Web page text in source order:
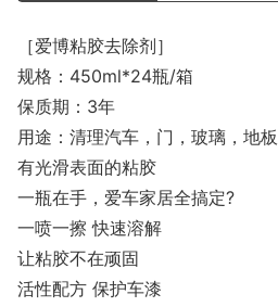
［爱博粘胶去除剂］
规格：450ml*24瓶/箱
保质期：3年
用途：清理汽车，门，玻璃，地
有光滑表面的粘胶
一瓶在手，爱车家居全搞定?
一喷一擦 快速溶解
让粘胶不在顽固
活性配方 保护车漆